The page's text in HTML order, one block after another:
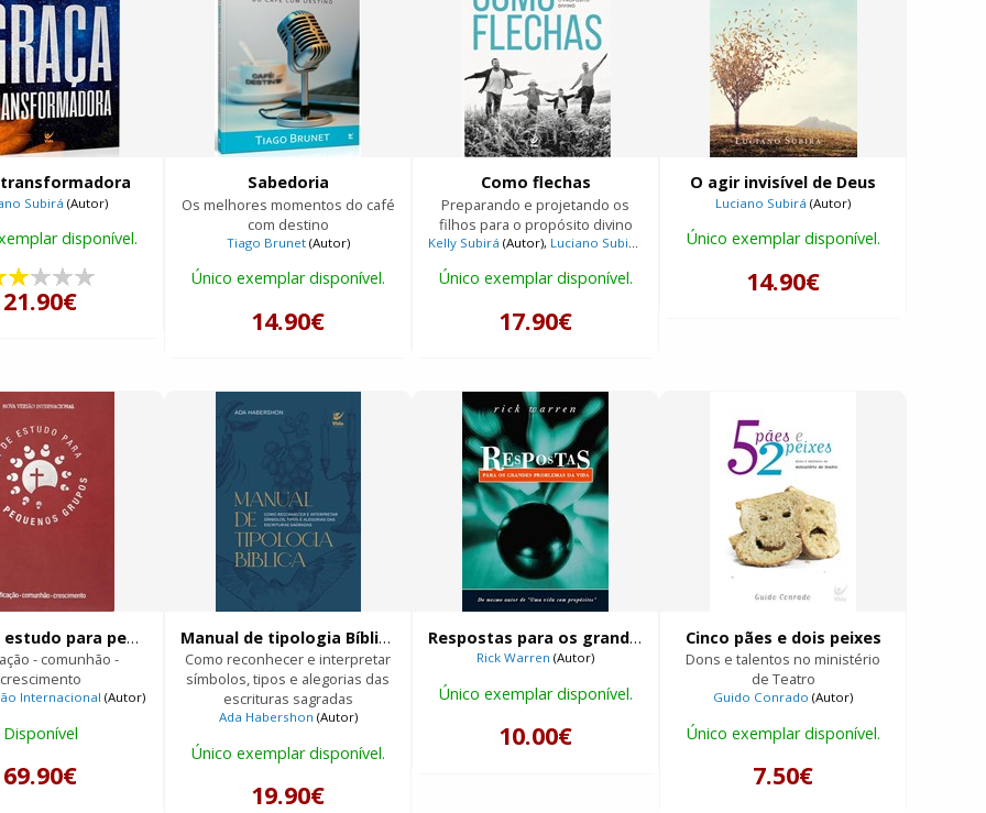
transformadora
Subirá (Autor)
disponível.
21.90€
Sabedoria
Os melhores momentos do café
com destino
Tiago Brunet(Autor)
Único exemplar disponível.
14.90€
Como flechas
Preparando e projetando os
filhos para o propósito divino
Kelly Subirá (Autor), Luciano Subirá
Único exemplar disponível.
17.90€
O agir invisível de Deus
Luciano Subirá (Autor)
Único exemplar disponível.
14.90€
Bíblia de estudo para pequenos grupos
- comunhão -
crescimento
Internacional (Autor)
Disponível
69.90€
Manual de tipologia Bíblica
Como reconhecer e interpretar
símbolos, tipos e alegorias das
escrituras sagradas
Ada Habershon (Autor)
Único exemplar disponível.
19.90€
Respostas para os grandes problemas da vida
Rick Warren (Autor)
Único exemplar disponível.
10.00€
Cinco pães e dois peixes
Dons e talentos no ministério
de Teatro
Guido Conrado (Autor)
Único exemplar disponível.
7.50€